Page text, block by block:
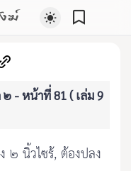
ฆ์
- หน้าที่ 81 ( เล่ม 9
๒ นิ้วไซร้, ต้องปลง